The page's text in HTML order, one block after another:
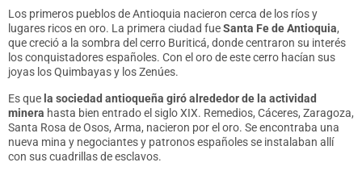
Los primeros pueblos de Antioquia nacieron cerca de los ríos y
lugares ricos en oro. La primera ciudad fueSanta Fe de Antioquia,
que creció a la sombra del cerro Buriticá, donde centraron su interés
los conquistadores españoles. Con el oro de este cerro hacían sus
joyas los Quimbayas y los Zenúes.
Es que la sociedad antioqueña giró alrededor de la actividad
minera hasta bien entrado el siglo XIX. Remedios, Cáceres, Zaragoza,
Santa Rosa de Osos, Arma, nacieron por el oro. Se encontraba una
nueva mina y negociantes y patronos españoles se instalaban allí
con sus cuadrillas de esclavos.